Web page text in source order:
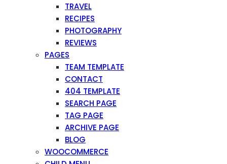
TRAVEL
RECIPES
PHOTOGRAPHY
REVIEWS
PAGES
TEAM TEMPLATE
CONTACT
404 TEMPLATE
SEARCH PAGE
TAG PAGE
ARCHIVE PAGE
BLOG
WOOCOMMERCE